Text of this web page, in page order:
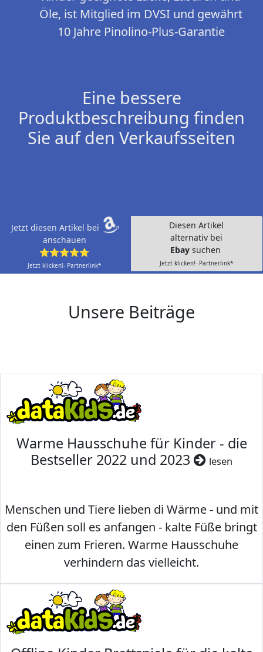
Öle, ist Mitglied im DVSI und gewährt
10 Jahre Pinolino-Plus-Garantie
Eine bessere
Produktbeschreibung finden
Sie auf den Verkaufsseiten
Jetzt diesen Artikel bei
anschauen
⭐⭐⭐⭐⭐
Jetzt klicken!- Partnerlink*
Diesen Artikel
alternativ bei
Ebay suchen
Jetzt klicken!- Partnerlink*
Unsere Beiträge
Warme Hausschuhe für Kinder - die
Bestseller 2022 und 2023
lesen
Menschen und Tiere lieben di Wärme - und mit
den Füßen soll es anfangen - kalte Füße bringt
einen zum Frieren. Warme Hausschuhe
verhindern das vielleicht.